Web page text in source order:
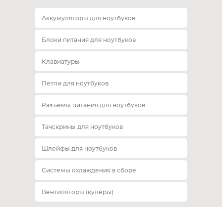
Аккумуляторы для ноутбуков
Блоки питания для ноутбуков
Клавиатуры
Петли для ноутбуков
Разъемы питания для ноутбуков
Тачскрины для ноутбуков
Шлейфы для ноутбуков
Системы охлаждения в сборе
Вентиляторы (кулеры)